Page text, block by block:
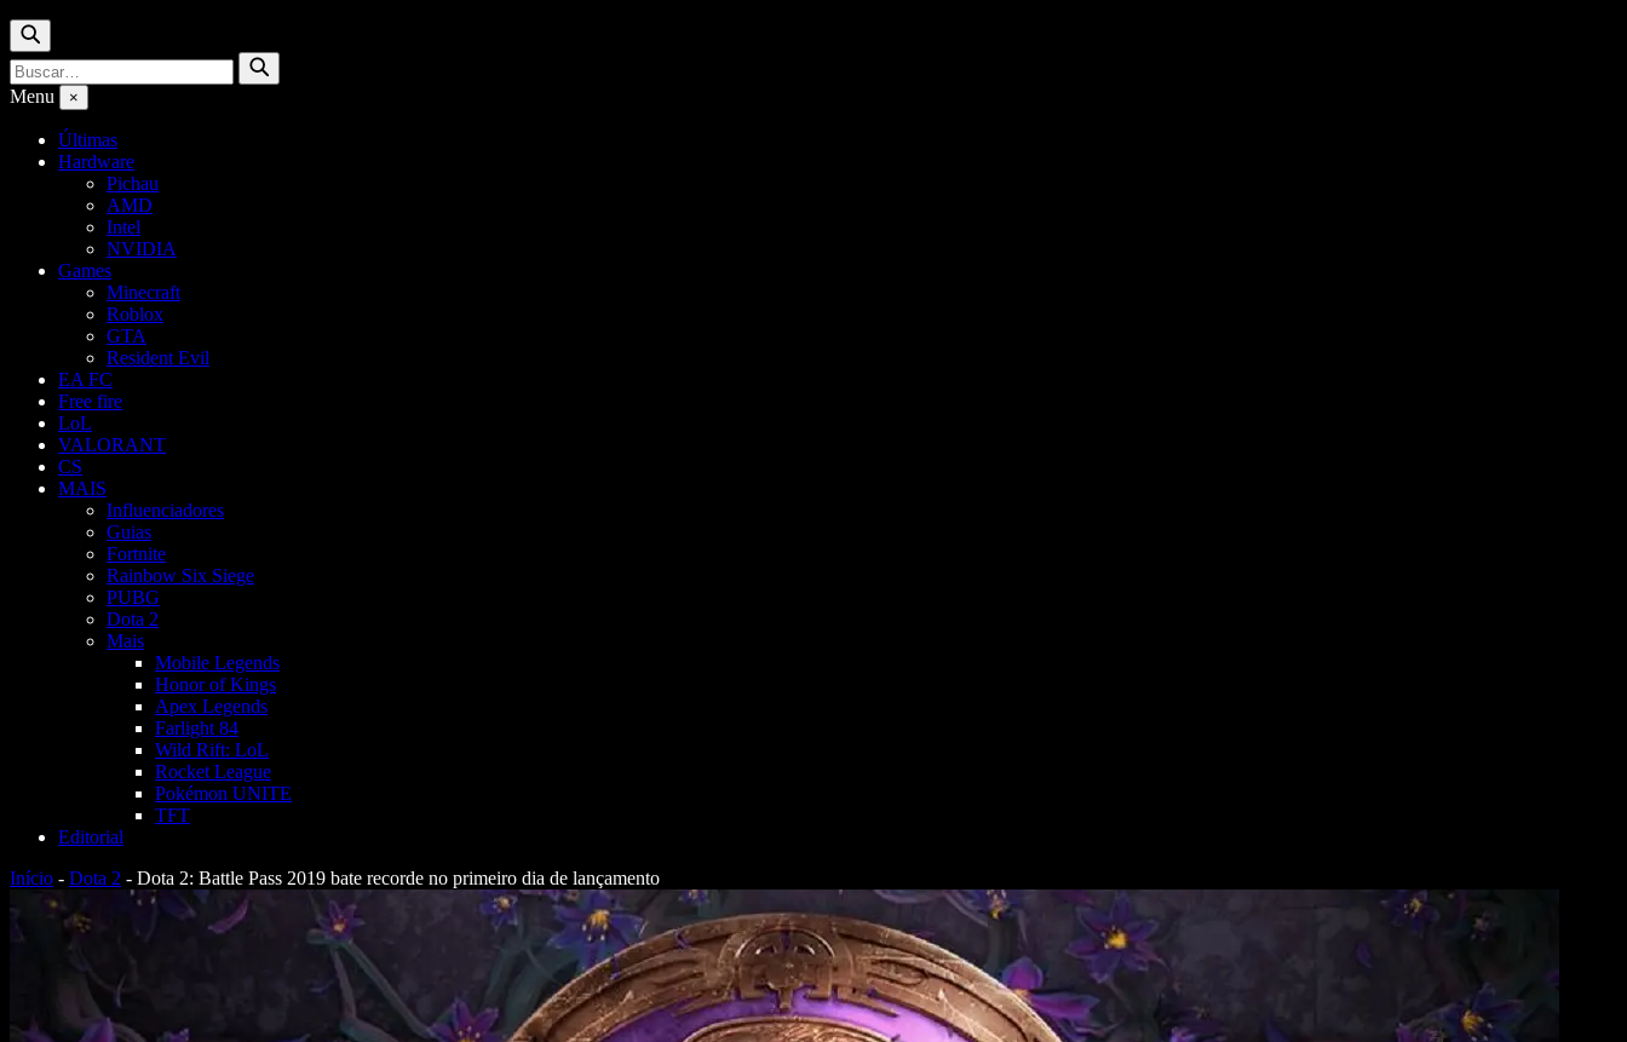
Buscar
Buscar
por:
Buscar
Menu ×
Últimas
Hardware
Pichau
AMD
Intel
NVIDIA
Games
Minecraft
Roblox
GTA
Resident Evil
EA FC
Free fire
LoL
VALORANT
CS
MAIS
Influenciadores
Guias
Fortnite
Rainbow Six Siege
PUBG
Dota 2
Mais
Mobile Legends
Honor of Kings
Apex Legends
Farlight 84
Wild Rift: LoL
Rocket League
Pokémon UNITE
TFT
Editorial
Início - Dota 2 - Dota 2: Battle Pass 2019 bate recorde no primeiro dia de lançamento